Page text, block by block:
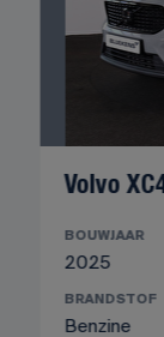
Volvo
BOUWJAAR
2025
BRANDSTOF
Benzine